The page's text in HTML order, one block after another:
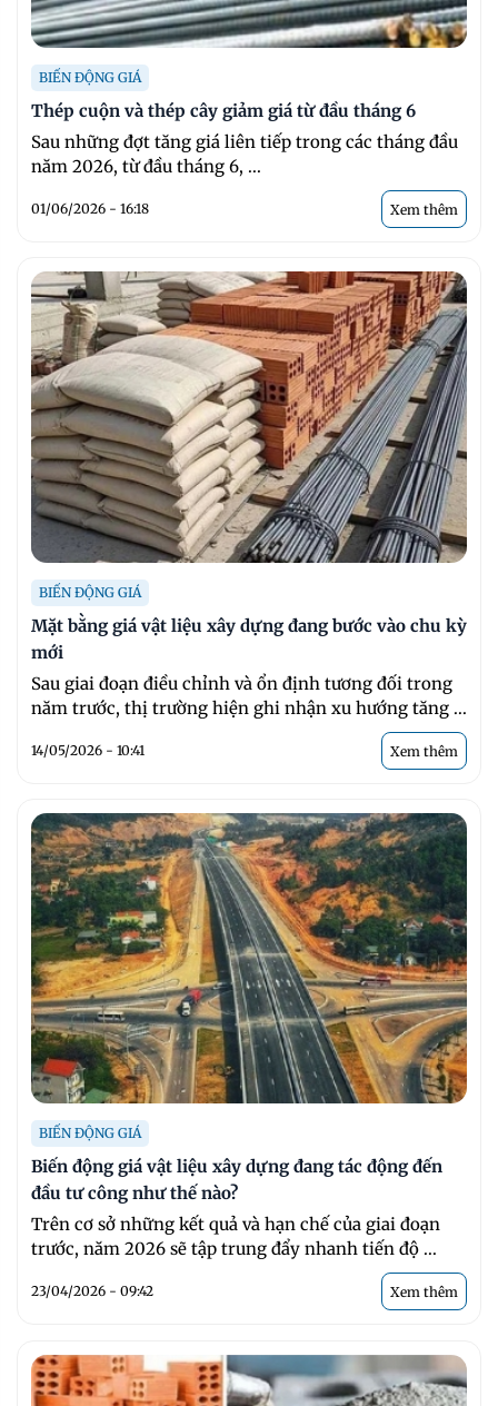
BIẾN ĐỘNG GIÁ
Thép cuộn và thép cây giảm giá từ đầu tháng 6
Sau những đợt tăng giá liên tiếp trong các tháng đầu
năm 2026, từ đầu tháng 6, ...
01/06/2026 - 16:18 Xem thêm
BIẾN ĐỘNG GIÁ
Mặt bằng giá vật liệu xây dựng đang bước vào chu kỳ
mới
Sau giai đoạn điều chỉnh và ổn định tương đối trong
năm trước, thị trường hiện ghi nhận xu hướng tăng ...
14/05/2026 - 10:41 Xem thêm
BIẾN ĐỘNG GIÁ
Biến động giá vật liệu xây dựng đang tác động đến
đầu tư công như thế nào?
Trên cơ sở những kết quả và hạn chế của giai đoạn
trước, năm 2026 sẽ tập trung đẩy nhanh tiến độ ...
23/04/2026 - 09:42 Xem thêm